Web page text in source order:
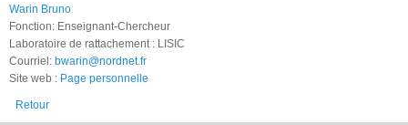
Warin Bruno
Fonction: Enseignant-Chercheur
Laboratoire de rattachement : LISIC
Courriel: bwarin@nordnet.fr
Site web : Page personnelle
Retour